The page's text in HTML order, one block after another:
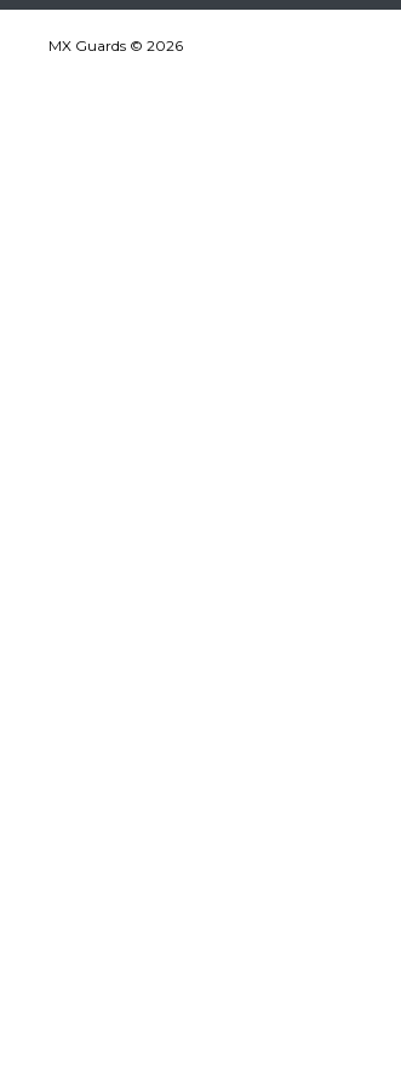
MX Guards © 2026